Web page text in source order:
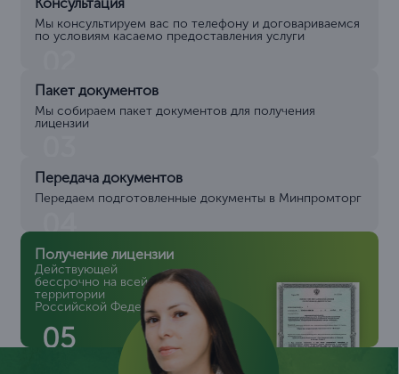
Мы консультируем вас по телефону и договариваемся
по условиям касаемо предоставления услуги
Пакет документов
Мы собираем пакет документов для получения
лицензии
Передача документов
Передаем подготовленные документы в Минпромторг
04
Получение лицензии
Действующей
бессрочно на всей
территории
Российской Федерации
05